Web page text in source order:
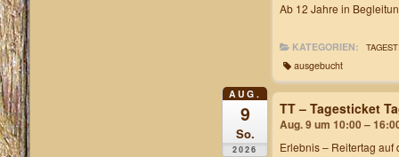
Ab 12 Jahre in
KATEGORIEN:
ausgebucht
AUG.
9
So.
2026
TT – Tagesticket
Aug. 9 um 10:00 –
Erlebnis – Reitertag auf